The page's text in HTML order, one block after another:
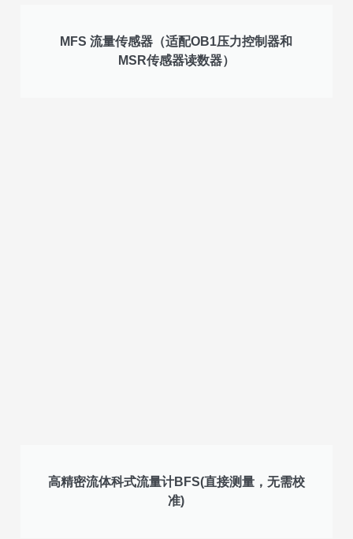
MFS 流量传感器（适配OB1压力控制器和
MSR传感器读数器）
高精密流体科式流量计BFS(直接测量，无需校
准)